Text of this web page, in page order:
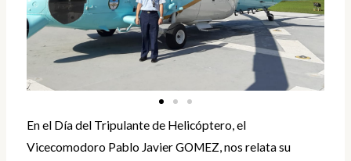
En el Día del Tripulante de Helicóptero, el
Vicecomodoro Pablo Javier GOMEZ, nos relata su